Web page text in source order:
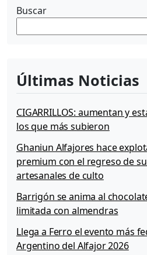
Buscar
Últimas Noticias
CIGARRILLOS: aumentan y
los que más subieron
Ghaniun Alfajores hace
premium con el regreso de
artesanales de culto
Barrigón se anima al
limitada con almendras
Llega a Ferro el evento más
Argentino del Alfajor 2026